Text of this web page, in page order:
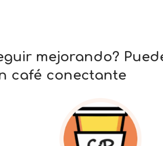
mejorando?
café conectante